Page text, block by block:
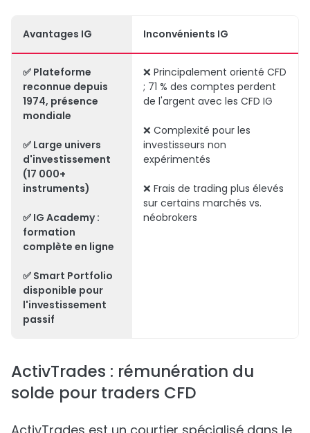
Avantages IG Inconvénients IG
✅ Plateforme
reconnue depuis
1974, présence
mondiale
✅ Large univers
d'investissement
(17 000+
instruments)
✅ IG Academy :
formation
complète en ligne
✅ Smart Portfolio
disponible pour
l'investissement
passif
❌ Principalement orienté CFD
; 71 % des comptes perdent
de l'argent avec les CFD IG
❌ Complexité pour les
investisseurs non
expérimentés
❌ Frais de trading plus élevés
sur certains marchés vs.
néobrokers
ActivTrades : rémunération du
solde pour traders CFD